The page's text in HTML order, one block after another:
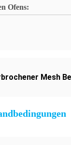
Ofens:
Mesh